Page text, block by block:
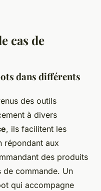
cas de
dans différents
des outils
à divers
, ils facilitent les
répondant aux
des produits
de commande. Un
qui accompagne